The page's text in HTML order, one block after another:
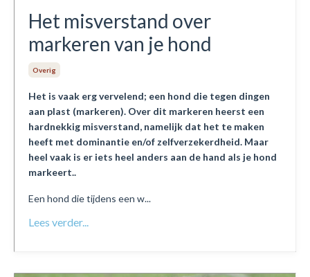
Het misverstand over
markeren van je hond
Overig
Het is vaak erg vervelend; een hond die tegen dingen
aan plast (markeren). Over dit markeren heerst een
hardnekkig misverstand, namelijk dat het te maken
heeft met dominantie en/of zelfverzekerdheid. Maar
heel vaak is er iets heel anders aan de hand als je hond
markeert..
Een hond die tijdens een w...
Lees verder...